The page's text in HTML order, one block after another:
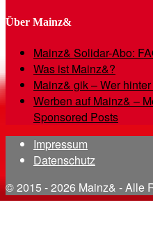
Über Mainz&
Mainz& Solidar-Abo:
Was ist Mainz&?
Mainz& gik – Wer
Werben auf Mainz& –
Sponsored Posts
Impressum
Datenschutz
© 2015 - 2026 Mainz& - Alle